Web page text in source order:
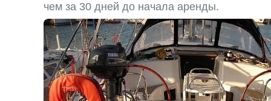
чем за 30 дней до начала аренды.